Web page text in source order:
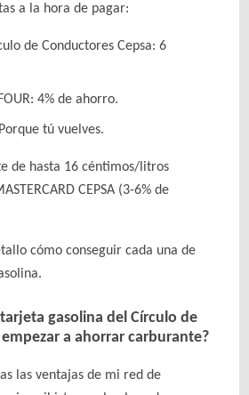
a la hora de pagar:
de Conductores Cepsa: 6
4% de ahorro.
tú vuelves.
de hasta 16 céntimos/litros
CEPSA (3-6% de
cómo conseguir cada una de
gasolina del Círculo de
a ahorrar carburante?
las ventajas de mi red de